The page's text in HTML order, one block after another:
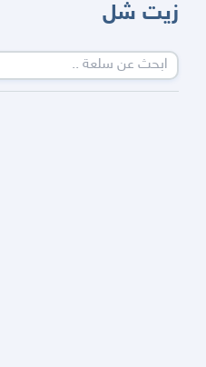
زيت شل